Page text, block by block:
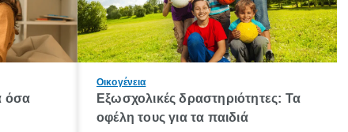
όσα
Οικογένεια
Εξωσχολικές δραστηριότητες: Τα
οφέλη τους για τα παιδιά